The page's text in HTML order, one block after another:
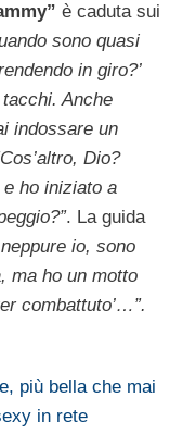
è caduta sui
sono quasi
in giro?’
Anche
indossare un
Dio?
ho iniziato a
. La guida
io, sono
ma ho un motto
combattuto’…”.
più bella che mai
in rete